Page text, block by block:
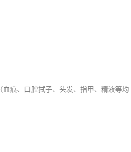
痕、口腔拭子、头发、指甲、精液等均